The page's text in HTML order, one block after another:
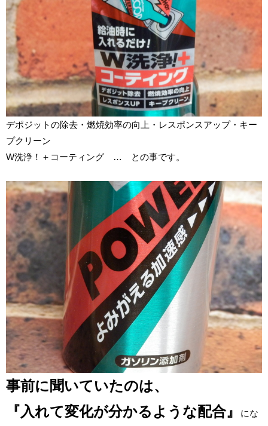
デポジットの除去・燃焼効率の向上・レスポンスアップ・キー
プクリーン
W洗浄！＋コーティング … との事です。
事前に聞いていたのは、
『入れて変化が分かるような配合』
にな